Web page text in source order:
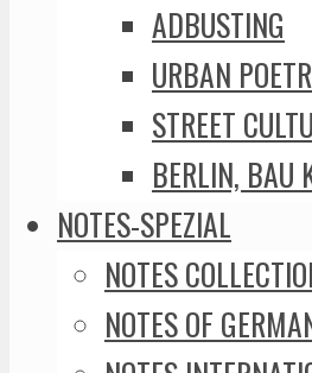
ADBUSTING
URBAN
STREET
BERLIN, BAU
NOTES-SPEZIAL
NOTES
NOTES OF